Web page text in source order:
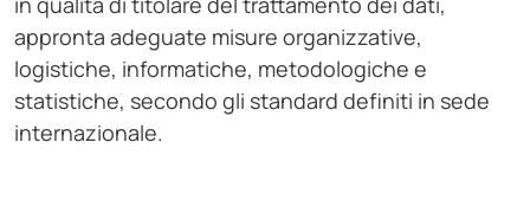
appronta adeguate misure organizzative,
logistiche, informatiche, metodologiche e
statistiche, secondo gli standard definiti in sede
internazionale.